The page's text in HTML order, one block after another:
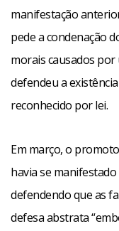
manifestação
pede a condenação
morais causados por
defendeu a
reconhecido por lei.
Em março, o
havia se
defendendo que as
defesa abstrata